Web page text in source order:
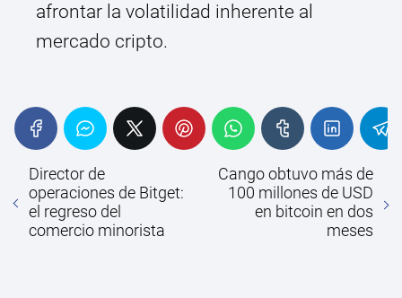
afrontar la volatilidad inherente al
mercado cripto.
Director de
operaciones de Bitget:
el regreso del
comercio minorista
Cango obtuvo más de
100 millones de USD
en bitcoin en dos
meses